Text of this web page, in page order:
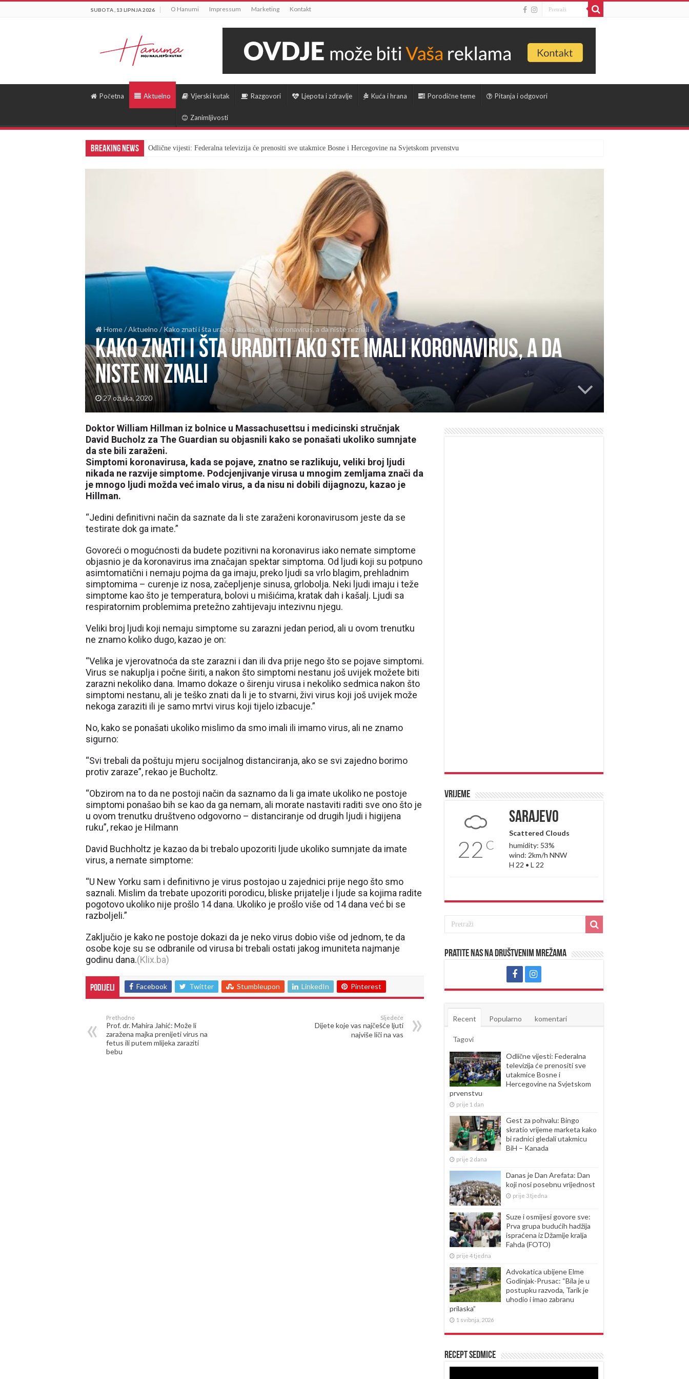
SUBOTA , 13 LIPNJA 2026 O Hanumi Impressum Marketing Kontakt
Početna Aktuelno Vjerski kutak Razgovori Ljepota i zdravlje Kuća i hrana Porodične teme Pitanja i odgovori
Zanimljivosti
Breaking News Odlične vijesti: Federalna televizija će prenositi sve utakmice Bosne i Hercegovine na Svjetskom prvenstvu
Home/Aktuelno / Kako znati i šta uraditi ako ste imali koronavirus, a da niste ni znali
Kako znati i šta uraditi ako ste imali koronavirus, a da
niste ni znali
27 ožujka, 2020
Doktor William Hillman iz bolnice u Massachusettsu i medicinski stručnjak
David Bucholz za The Guardian su objasnili kako se ponašati ukoliko sumnjate
da ste bili zaraženi.
Simptomi koronavirusa, kada se pojave, znatno se razlikuju, veliki broj ljudi
nikada ne razvije simptome. Podcjenjivanje virusa u mnogim zemljama znači da
je mnogo ljudi možda već imalo virus, a da nisu ni dobili dijagnozu, kazao je
Hillman.
“Jedini definitivni način da saznate da li ste zaraženi koronavirusom jeste da se
testirate dok ga imate.”
Govoreći o mogućnosti da budete pozitivni na koronavirus iako nemate simptome
objasnio je da koronavirus ima značajan spektar simptoma. Od ljudi koji su potpuno
asimtomatični i nemaju pojma da ga imaju, preko ljudi sa vrlo blagim, prehladnim
simptomima – curenje iz nosa, začepljenje sinusa, grlobolja. Neki ljudi imaju i teže
simptome kao što je temperatura, bolovi u mišićima, kratak dah i kašalj. Ljudi sa
respiratornim problemima pretežno zahtijevaju intezivnu njegu.
Veliki broj ljudi koji nemaju simptome su zarazni jedan period, ali u ovom trenutku
ne znamo koliko dugo, kazao je on:
“Velika je vjerovatnoća da ste zarazni i dan ili dva prije nego što se pojave simptomi.
Virus se nakuplja i počne širiti, a nakon što simptomi nestanu još uvijek možete biti
zarazni nekoliko dana. Imamo dokaze o širenju virusa i nekoliko sedmica nakon što
simptomi nestanu, ali je teško znati da li je to stvarni, živi virus koji još uvijek može
nekoga zaraziti ili je samo mrtvi virus koji tijelo izbacuje.”
No, kako se ponašati ukoliko mislimo da smo imali ili imamo virus, ali ne znamo
sigurno:
“Svi trebali da poštuju mjeru socijalnog distanciranja, ako se svi zajedno borimo
protiv zaraze”, rekao je Bucholtz.
“Obzirom na to da ne postoji način da saznamo da li ga imate ukoliko ne postoje
simptomi ponašao bih se kao da ga nemam, ali morate nastaviti raditi sve ono što je
u ovom trenutku društveno odgovorno – distanciranje od drugih ljudi i higijena
ruku”, rekao je Hilmann
David Buchholtz je kazao da bi trebalo upozoriti ljude ukoliko sumnjate da imate
virus, a nemate simptome:
“U New Yorku sam i definitivno je virus postojao u zajednici prije nego što smo
saznali. Mislim da trebate upozoriti porodicu, bliske prijatelje i ljude sa kojima radite
pogotovo ukoliko nije prošlo 14 dana. Ukoliko je prošlo više od 14 dana već bi se
razboljeli.”
Zaključio je kako ne postoje dokazi da je neko virus dobio više od jednom, te da
osobe koje su se odbranile od virusa bi trebali ostati jakog imuniteta najmanje
godinu dana.(Klix.ba)
Podijeli Facebook Twitter Stumbleupon LinkedIn Pinterest
Prethodno
Prof. dr. Mahira Jahić: Može li
zaražena majka prenijeti virus na
fetus ili putem mlijeka zaraziti
bebu
Sljedeće
Dijete koje vas najčešće ljuti
najviše liči na vas
Vrijeme
22 C
Sarajevo
Scattered Clouds
humidity: 53%
wind: 2km/h NNW
H 22 • L 22
Pratite nas na društvenim mrežama
Recent Popularno komentari
Tagovi
Odlične vijesti: Federalna
televizija će prenositi sve
utakmice Bosne i
Hercegovine na Svjetskom
prvenstvu
prije 1 dan
Gest za pohvalu: Bingo
skratio vrijeme marketa kako
bi radnici gledali utakmicu
BiH – Kanada
prije 2 dana
Danas je Dan Arefata: Dan
koji nosi posebnu vrijednost
prije 3 tjedna
Suze i osmijesi govore sve:
Prva grupa budućih hadžija
ispraćena iz Džamije kralja
Fahda (FOTO)
prije 4 tjedna
Advokatica ubijene Elme
Godinjak-Prusac: “Bila je u
postupku razvoda, Tarik je
uhodio i imao zabranu
prilaska”
1 svibnja, 2026
Recept sedmice